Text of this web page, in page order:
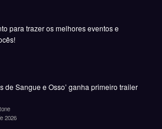
para trazer os melhores eventos e
de Sangue e Osso’ ganha primeiro trailer
2026